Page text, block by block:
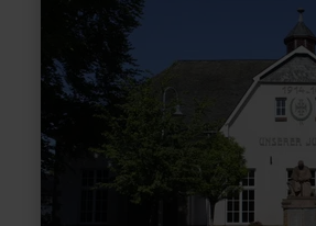
Dorfspaziergang
Vlatten